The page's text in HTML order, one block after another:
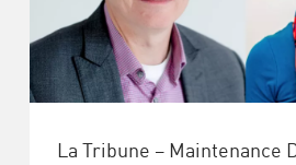
La Tribune – Maintenance